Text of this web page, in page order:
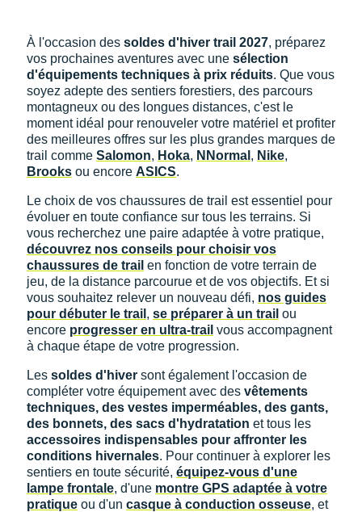
À l'occasion des soldes d'hiver trail 2027, préparez
vos prochaines aventures avec une sélection
d'équipements techniques à prix réduits. Que vous
soyez adepte des sentiers forestiers, des parcours
montagneux ou des longues distances, c'est le
moment idéal pour renouveler votre matériel et profiter
des meilleures offres sur les plus grandes marques de
trail comme Salomon, Hoka, NNormal , Nike,
Brooks ou encore ASICS.
Le choix de vos chaussures de trail est essentiel pour
évoluer en toute confiance sur tous les terrains. Si
vous recherchez une paire adaptée à votre pratique,
découvrez nos conseils pour choisir vos
chaussures de trail en fonction de votre terrain de
jeu, de la distance parcourue et de vos objectifs. Et si
vous souhaitez relever un nouveau défi, nos guides
pour débuter le trail , se préparer à un trail ou
encore progresser en ultra-trail vous accompagnent
à chaque étape de votre progression.
Les soldes d'hiver sont également l'occasion de
compléter votre équipement avec des vêtements
techniques, des vestes imperméables, des gants,
des bonnets, des sacs d'hydratation et tous les
accessoires indispensables pour affronter les
conditions hivernales. Pour continuer à explorer les
sentiers en toute sécurité, équipez-vous d'une
lampe frontale, d'une montre GPS adaptée à votre
pratique ou d'un casque à conduction osseuse, et